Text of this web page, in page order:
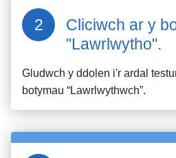
Cliciwch ar y
"Lawrlwytho".
Gludwch y ddolen i'r ardal
botymau “Lawrlwythwch”.